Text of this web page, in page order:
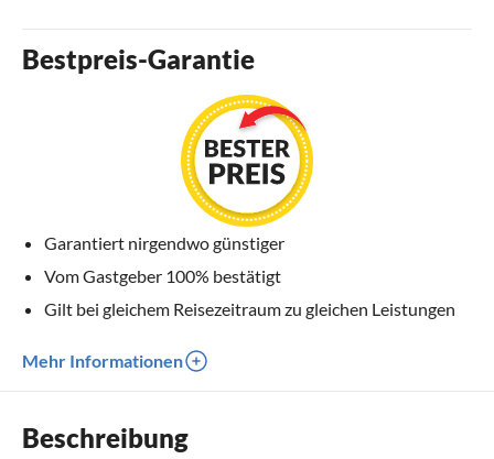
Bestpreis-Garantie
Garantiert nirgendwo günstiger
Vom Gastgeber 100% bestätigt
Gilt bei gleichem Reisezeitraum zu gleichen Leistungen
Mehr Informationen
Beschreibung